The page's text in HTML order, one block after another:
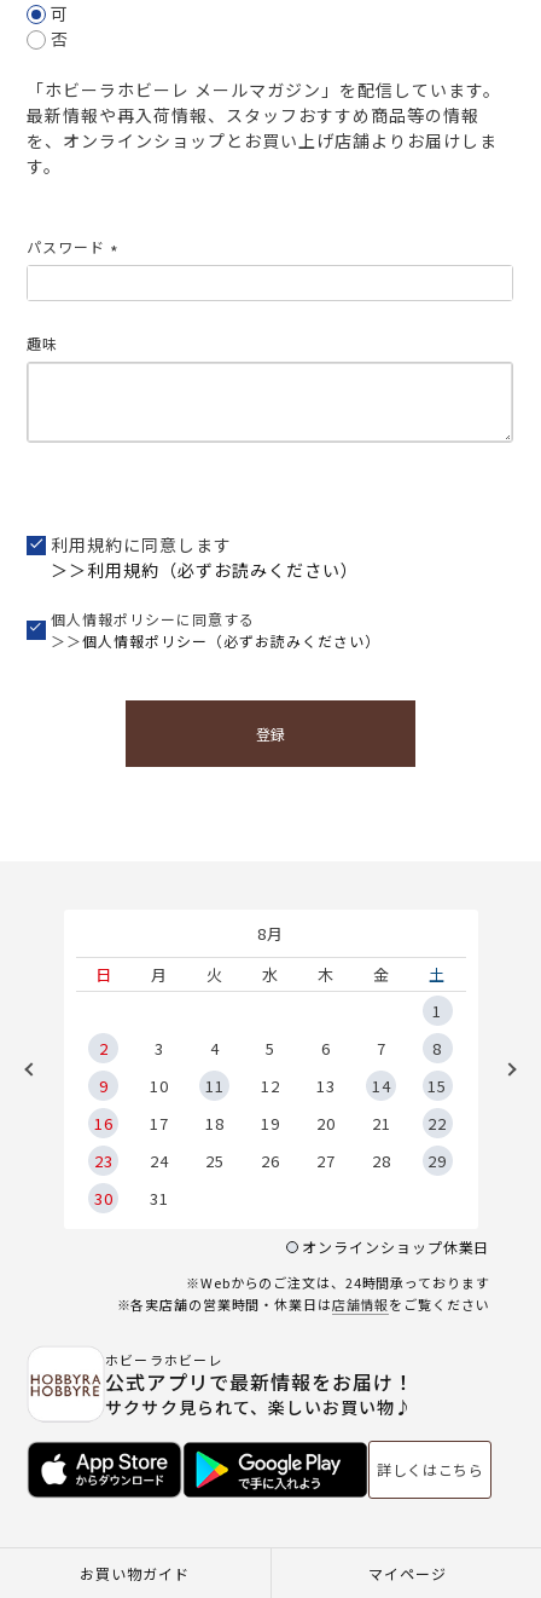
可
否
「ホビーラホビーレ メールマガジン」を配信しています。
最新情報や再入荷情報、スタッフおすすめ商品等の情報
を、オンラインショップとお買い上げ店舗よりお届けしま
す。
パスワード
須)
趣味
利用規約に同意します
＞＞利用規約（必ずお読みください）
個人情報ポリシーに同意する
＞＞個人情報ポリシー（必ずお読みください）
登録
8月
日
月 火 水 木 金
土
1
2
3 4 5 6 7
8
9
10 11 12 13 14
15
16
17 18 19 20 21
22
23
24 25 26 27 28
29
30
31
オンラインショップ休業日
※Webからのご注文は、24時間承っております
※各実店舗の営業時間・休業日は店舗情報をご覧ください
ホビーラホビーレ
公式アプリで最新情報をお届け！
サクサク見られて、楽しいお買い物♪
詳しくはこちら
お買い物ガイド マイページ